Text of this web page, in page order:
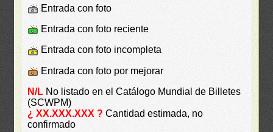
Entrada con foto
Entrada con foto reciente
Entrada con foto incompleta
Entrada con foto por mejorar
N/L No listado en el Catálogo Mundial de Billetes
(SCWPM)
¿ XX.XXX.XXX ? Cantidad estimada, no
confirmado